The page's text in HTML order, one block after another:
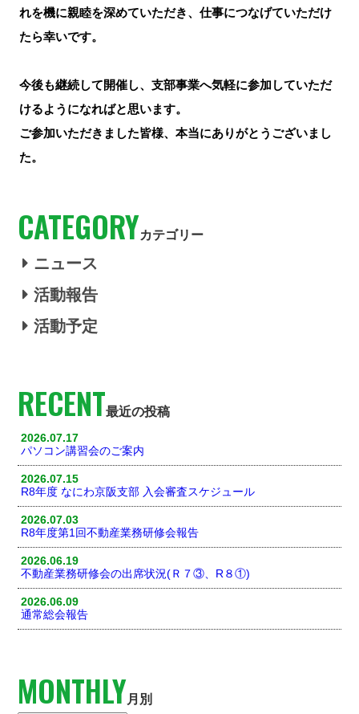
れを機に親睦を深めていただき、仕事につなげていただけ
たら幸いです。
今後も継続して開催し、支部事業へ気軽に参加していただ
けるようになればと思います。
ご参加いただきました皆様、本当にありがとうございまし
た。
CATEGORYカテゴリー
ニュース
活動報告
活動予定
RECENT最近の投稿
2026.07.17
パソコン講習会のご案内
2026.07.15
R8年度 なにわ京阪支部 入会審査スケジュール
2026.07.03
R8年度第1回不動産業務研修会報告
2026.06.19
不動産業務研修会の出席状況(Ｒ７③、R８①)
2026.06.09
通常総会報告
MONTHLY月別